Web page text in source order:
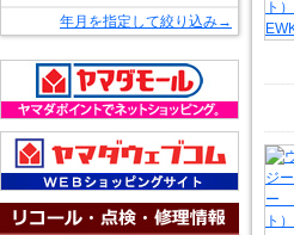
年月を指定して絞り込み→